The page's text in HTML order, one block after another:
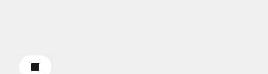
Till pressrummet